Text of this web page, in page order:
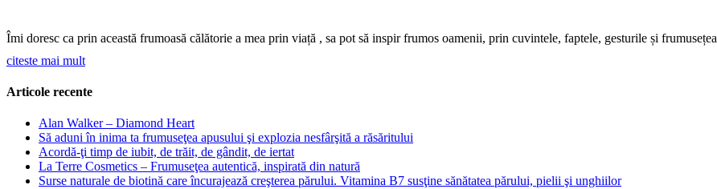
Îmi doresc ca prin această frumoasă călătorie a mea prin viață , sa pot să inspir frumos oamenii, prin cuvintele, faptele, gesturile și
citeste mai mult
Articole recente
Alan Walker – Diamond Heart
Să aduni în inima ta frumuseţea apusului şi explozia nesfârşită a răsăritului
Acordă-ţi timp de iubit, de trăit, de gândit, de iertat
La Terre Cosmetics – Frumuseţea autentică, inspirată din natură
Surse naturale de biotină care încurajează creşterea părului. Vitamina B7 susţine sănătatea părului, pielii şi unghiilor